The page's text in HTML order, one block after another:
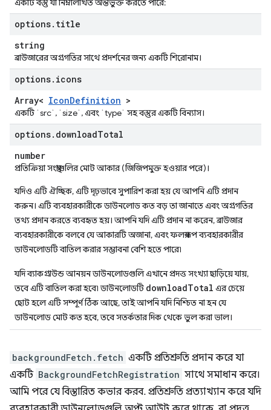
একটি বস্তু যা নিম্নলিখিত অন্তর্ভুক্ত করতে পারে:
options. title
string
ব্রাউজারের অগ্রগতির সাথে প্রদর্শনের জন্য একটি শিরোনাম।
options. icons
Array< IconDefinition >
একটি `src`, `size`, এবং `type` সহ বস্তুর একটি বিন্যাস।
options. downloadTotal
number
প্রতিক্রিয়া সংস্থাগুলির মোট আকার (জিজিপমুক্ত হওয়ার পরে)।
যদিও এটি ঐচ্ছিক, এটি দৃঢ়ভাবে সুপারিশ করা হয় যে আপনি এটি প্রদান
করুন। এটি ব্যবহারকারীকে ডাউনলোড কত বড় তা জানাতে এবং অগ্রগতির
তথ্য প্রদান করতে ব্যবহৃত হয়। আপনি যদি এটি প্রদান না করেন, ব্রাউজার
ব্যবহারকারীকে বলবে যে আকারটি অজানা, এবং ফলস্বরূপ ব্যবহারকারীর
ডাউনলোডটি বাতিল করার সম্ভাবনা বেশি হতে পারে৷
যদি ব্যাকগ্রাউন্ড আনয়ন ডাউনলোডগুলি এখানে প্রদত্ত সংখ্যা ছাড়িয়ে যায়,
তবে এটি বাতিল করা হবে৷ ডাউনলোডটি downloadTotal এর চেয়ে
ছোট হলে এটি সম্পূর্ণ ঠিক আছে, তাই আপনি যদি নিশ্চিত না হন যে
ডাউনলোড মোট কত হবে, তবে সতর্কতার দিক থেকে ভুল করা ভাল।
backgroundFetch.fetch একটি প্রতিশ্রুতি প্রদান করে যা
একটি BackgroundFetchRegistration সাথে সমাধান করে।
আমি পরে যে বিস্তারিত কভার করব. প্রতিশ্রুতি প্রত্যাখ্যান করে যদি